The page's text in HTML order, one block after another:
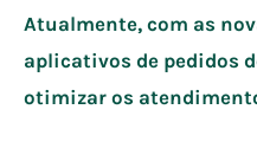
Atualmente, com as
aplicativos de pedidos
otimizar os